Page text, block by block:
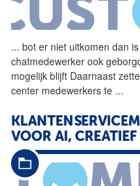
... bot er niet uitkomen dan is
chatmedewerker ook
mogelijk blijft Daarnaast
center medewerkers te ...
VOOR AI,